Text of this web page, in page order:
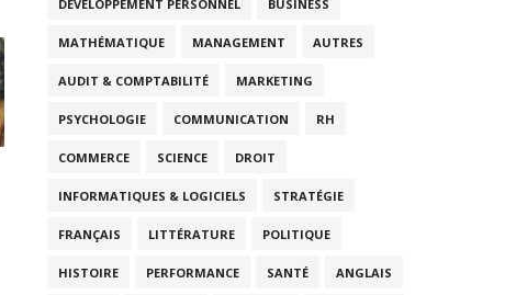
DÉVELOPPEMENT PERSONNEL BUSINESS
MATHÉMATIQUE MANAGEMENT AUTRES
AUDIT & COMPTABILITÉ MARKETING
PSYCHOLOGIE COMMUNICATION RH
COMMERCE SCIENCE DROIT
INFORMATIQUES & LOGICIELS STRATÉGIE
FRANÇAIS LITTÉRATURE POLITIQUE
HISTOIRE PERFORMANCE SANTÉ ANGLAIS